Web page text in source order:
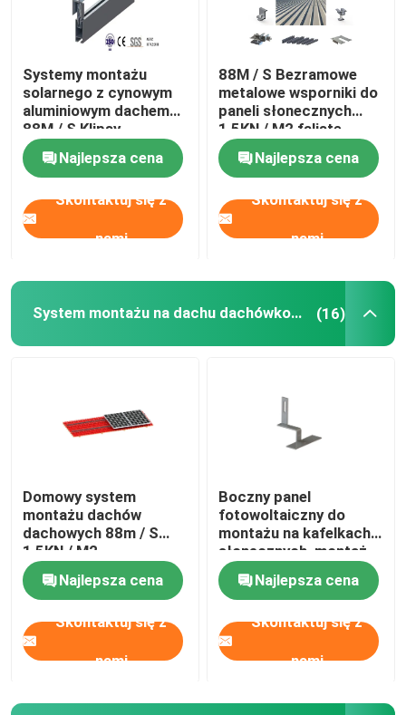
Systemy montażu
solarnego z cynowym
aluminiowym dachem
88M / S Klipsy
panelowe
Najlepsza cena
Skontaktuj się z
nami
88M / S Bezramowe
metalowe wsporniki do
paneli słonecznych
1,5KN / M2 faliste
Najlepsza cena
Skontaktuj się z
nami
System montażu na dachu dachówkowym (16)
Domowy system
montażu dachów
dachowych 88m / S
1,5KN / M2
Najlepsza cena
Skontaktuj się z
nami
Boczny panel
fotowoltaiczny do
montażu na kafelkach
słonecznych, montaż
do płytek słonecznych
AL6005Najlepsza cena
Skontaktuj się z
nami